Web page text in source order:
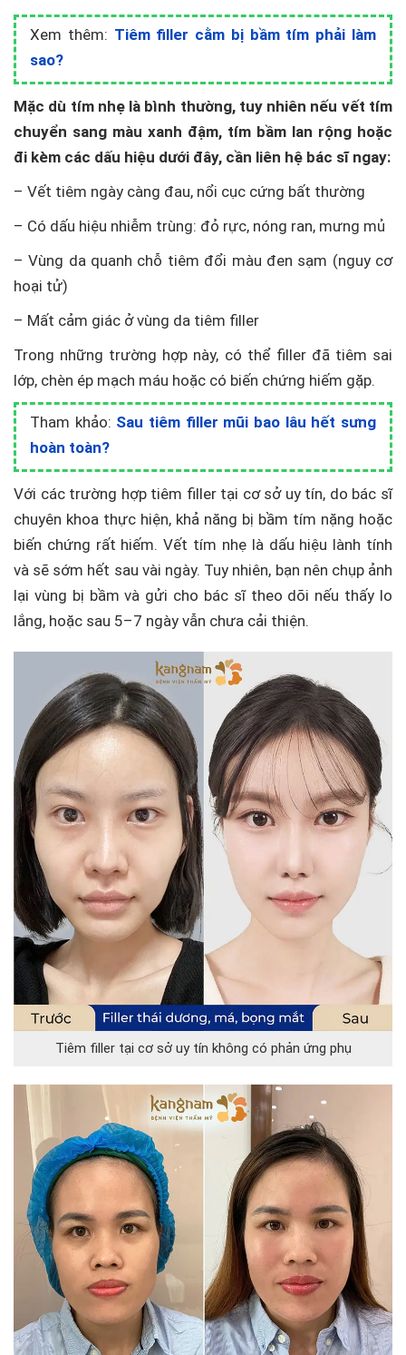
Xem thêm: Tiêm filler cằm bị bầm tím phải làm
sao?
Mặc dù tím nhẹ là bình thường, tuy nhiên nếu vết tím
chuyển sang màu xanh đậm, tím bầm lan rộng hoặc
đi kèm các dấu hiệu dưới đây, cần liên hệ bác sĩ ngay:
– Vết tiêm ngày càng đau, nổi cục cứng bất thường
– Có dấu hiệu nhiễm trùng: đỏ rực, nóng ran, mưng mủ
– Vùng da quanh chỗ tiêm đổi màu đen sạm (nguy cơ
hoại tử)
– Mất cảm giác ở vùng da tiêm filler
Trong những trường hợp này, có thể filler đã tiêm sai
lớp, chèn ép mạch máu hoặc có biến chứng hiếm gặp.
Tham khảo: Sau tiêm filler mũi bao lâu hết sưng
hoàn toàn?
Với các trường hợp tiêm filler tại cơ sở uy tín, do bác sĩ
chuyên khoa thực hiện, khả năng bị bầm tím nặng hoặc
biến chứng rất hiếm. Vết tím nhẹ là dấu hiệu lành tính
và sẽ sớm hết sau vài ngày. Tuy nhiên, bạn nên chụp ảnh
lại vùng bị bầm và gửi cho bác sĩ theo dõi nếu thấy lo
lắng, hoặc sau 5–7 ngày vẫn chưa cải thiện.
Tiêm filler tại cơ sở uy tín không có phản ứng phụ